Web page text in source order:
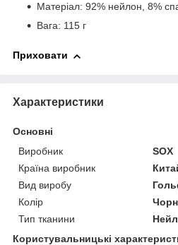
Матеріал: 92% нейлон, 8%
Вага: 115 г
Приховати
Характеристики
Основні
Виробник
SOX
Країна виробник
Вид виробу
Колір
Тип тканини
Користувальницькі